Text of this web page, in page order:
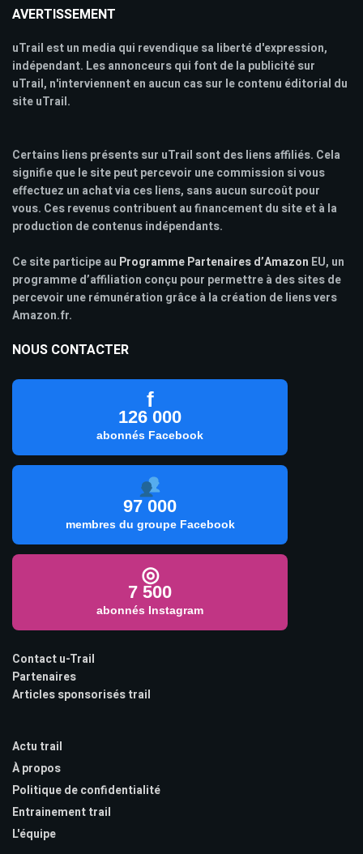
AVERTISSEMENT
uTrail est un media qui revendique sa liberté d'expression,
indépendant. Les annonceurs qui font de la publicité sur
uTrail, n'interviennent en aucun cas sur le contenu éditorial du
site uTrail.
Certains liens présents sur uTrail sont des liens affiliés. Cela
signifie que le site peut percevoir une commission si vous
effectuez un achat via ces liens, sans aucun surcoût pour
vous. Ces revenus contribuent au financement du site et à la
production de contenus indépendants.
Ce site participe au Programme Partenaires d’Amazon EU, un
programme d’affiliation conçu pour permettre à des sites de
percevoir une rémunération grâce à la création de liens vers
Amazon.fr.
NOUS CONTACTER
f
126 000
abonnés Facebook
97 000
membres du groupe Facebook
◎
7 500
abonnés Instagram
Contact u-Trail
Partenaires
Articles sponsorisés trail
Actu trail
À propos
Politique de confidentialité
Entrainement trail
L'équipe